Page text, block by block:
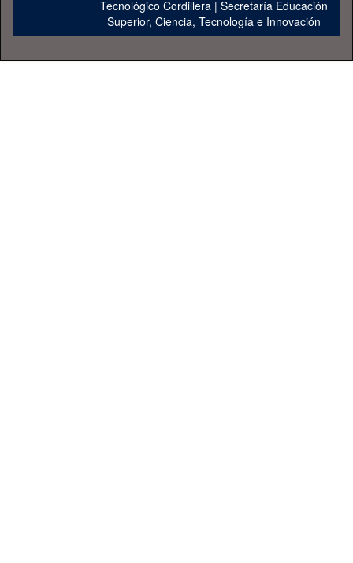
Tecnológico Cordillera | Secretaría Educación
Superior, Ciencia, Tecnología e Innovación